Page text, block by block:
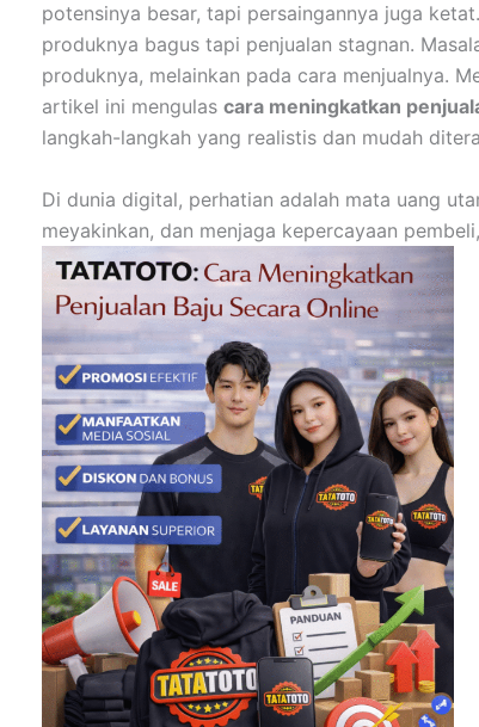
potensinya besar, tapi persaingannya juga
produknya bagus tapi penjualan stagnan.
produknya, melainkan pada cara menjualnya.
artikel ini mengulas cara meningkatkan
langkah-langkah yang realistis dan mudah
Di dunia digital, perhatian adalah mata uang
meyakinkan, dan menjaga kepercayaan